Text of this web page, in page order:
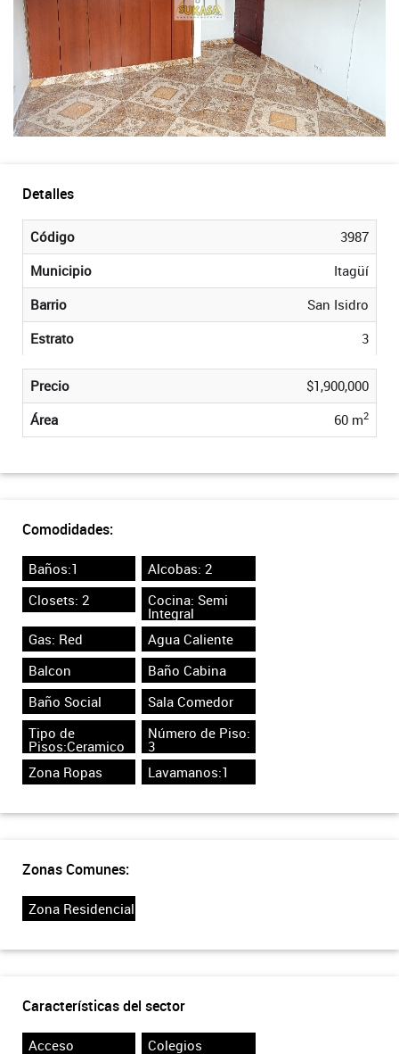
Detalles
Código
3987
Municipio
Itagüí
Barrio
San Isidro
Estrato
3
Precio
$1,900,000
Área
60 m2
Comodidades:
Baños:1
Alcobas: 2
Closets: 2
Cocina: Semi
Integral
Gas: Red
Agua Caliente
Balcon
Baño Cabina
Baño Social
Sala Comedor
Tipo de
Pisos:Ceramico
Número de Piso:
3
Zona Ropas
Lavamanos:1
Zonas Comunes:
Zona Residencial
Características del sector
Acceso Colegios